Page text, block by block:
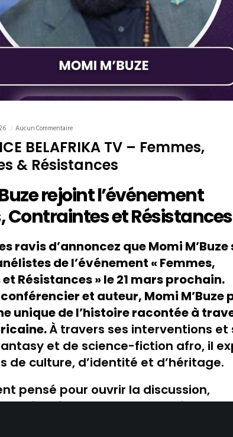
Aucun Commentaire
BELAFRIKA TV – Femmes,
& Résistances
rejoint l’événement
Contraintes et Résistances
ravis d’annoncez que Momi M’Buze
de l’événement « Femmes,
Résistances » le 21 mars prochain.
et auteur, Momi M’Buze
unique de l’histoire racontée à
À travers ses interventions et
et de science-fiction afro, il
de culture, d’identité et d’héritage.
pensé pour ouvrir la discussion,
réalités et mettre en lumière des